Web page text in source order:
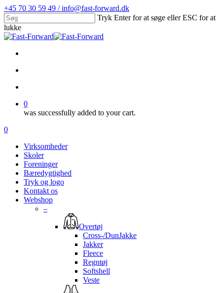
Skip
to
main
content
+45 70 30 59 49 / info@fast-forward.dk
Tryk Enter for at søge eller ESC for at
lukke
Close
0
was successfully added to your cart.
Menu
search
account
0
Virksomheder
Skoler
Foreninger
Bæredygtighed
Tryk og logo
Kontakt os
Webshop
–
Overtøj
Cross-/DunJakke
Jakker
Fleece
Regntøj
Softshell
Veste